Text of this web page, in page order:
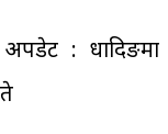
अपडेट : धादिङमा